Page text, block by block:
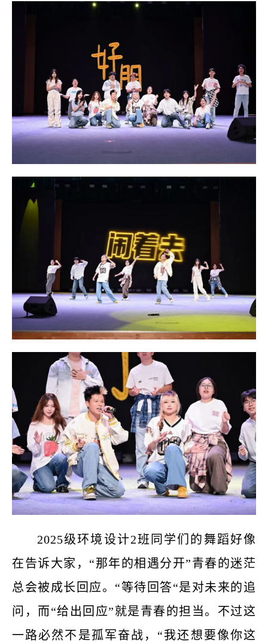
2025级环境设计2班同学们的舞蹈好像
在告诉大家，“那年的相遇分开”青春的迷茫
总会被成长回应。“等待回答“是对未来的追
问，而“给出回应”就是青春的担当。不过这
一路必然不是孤军奋战，“我还想要像你这